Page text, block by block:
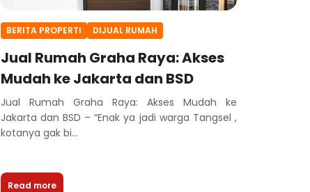
BERITA PROPERTI DIJUAL RUMAH
Jual Rumah Graha Raya: Akses
Mudah ke Jakarta dan BSD
Jual Rumah Graha Raya: Akses Mudah ke
Jakarta dan BSD – “Enak ya jadi warga Tangsel ,
kotanya gak bi...
Read more